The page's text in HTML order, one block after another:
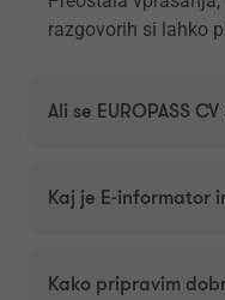
razgovorih si lahko
Ali se EUROPASS
Kaj je E-informator
Kako pripravim